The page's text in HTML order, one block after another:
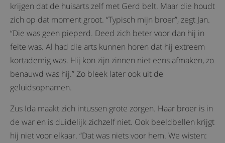
krijgen dat de huisarts zelf met Gerd belt. Maar die houdt
zich op dat moment groot. “Typisch mijn broer”, zegt Jan.
“Die was geen pieperd. Deed zich beter voor dan hij in
feite was. Al had die arts kunnen horen dat hij extreem
kortademig was. Hij kon zijn zinnen niet eens afmaken, zo
benauwd was hij.” Zo bleek later ook uit de
geluidsopnamen.
Zus Ida maakt zich intussen grote zorgen. Haar broer is in
de war en is duidelijk zichzelf niet. Ook beeldbellen krijgt
hij niet voor elkaar. “Dat was niets voor hem. We wisten: